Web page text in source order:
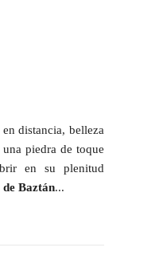
distancia, belleza
piedra de toque
en su plenitud
de Baztán...